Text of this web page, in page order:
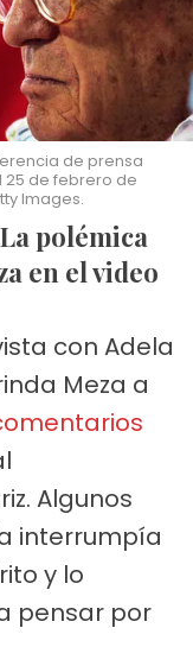
de prensa
25 de febrero de
Images.
en el video
con Adela
Meza a
Algunos
interrumpía
y lo
pensar por